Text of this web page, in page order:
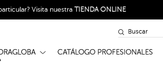
Visita nuestraTIENDA ONLINE
CATÁLOGO PROFESIONALES